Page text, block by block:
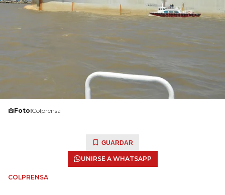
Foto:Colprensa
GUARDAR
UNIRSE A WHATSAPP
COLPRENSA